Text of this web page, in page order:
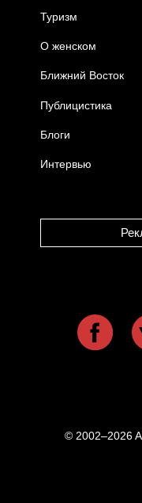
Туризм
О женском
Ближний Восток
Публицистика
Блоги
Интервью
© 2002–2026